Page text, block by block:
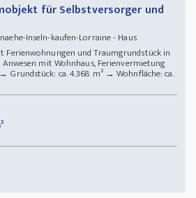
für Selbstversorger und
Inseln-kaufen-Lorraine - Haus
Ferienwohnungen und Traumgrundstück in
mit Wohnhaus, Ferienvermietung
Grundstück: ca. 4.368 m² → Wohnfläche: ca.